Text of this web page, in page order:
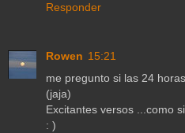
Responder
Rowen 15:21
me pregunto si las 24
(jaja)
Excitantes versos ...como
: )